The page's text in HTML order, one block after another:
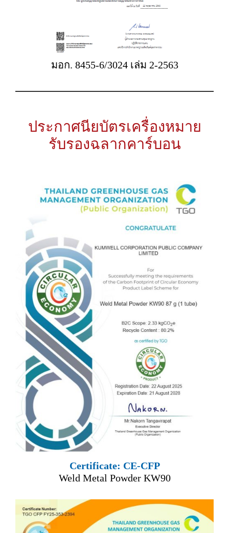
มอก. 8455-6/3024 เล่ม 2-2563
ประกาศนียบัตรเครื่องหมาย
รับรองฉลากคาร์บอน
Certificate: CE-CFP
Weld Metal Powder KW90